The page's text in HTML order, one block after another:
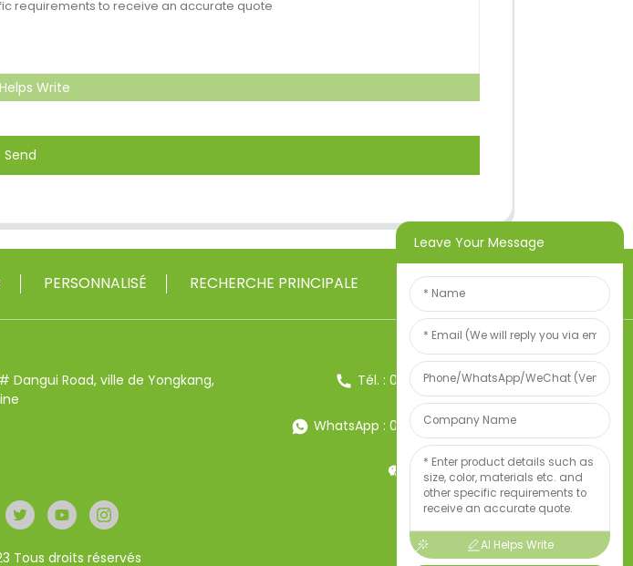
Write
Send
PERSONNALISÉ RECHERCHE PRINCIPALE
Dangui Road, ville de Yongkang,
Tél. : 0086-13857957906
WhatsApp : 0086-13857957906
Poids:34247497
Tous droits réservés
Leave Your Message
AI Helps Write